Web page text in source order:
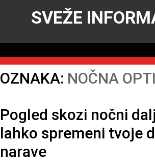
SVEŽE
OZNAKA: NOČNA
Pogled skozi nočni
lahko spremeni tvoje
narave